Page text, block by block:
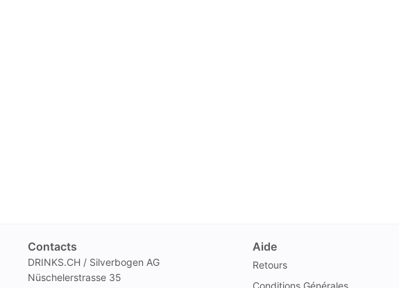
Contacts
DRINKS.CH / Silverbogen AG
Nüschelerstrasse 35
Aide
Retours
Conditions Générales